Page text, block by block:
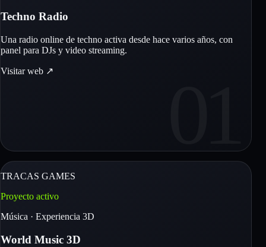
Techno Radio
Una radio online de techno activa desde hace varios años, con
panel para DJs y video streaming.
Visitar web ↗
TRACAS GAMES
Proyecto activo
Música · Experiencia 3D
World Music 3D